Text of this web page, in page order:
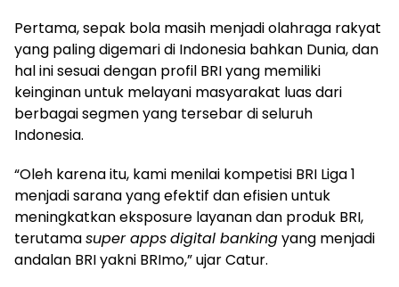
Pertama, sepak bola masih menjadi olahraga rakyat
yang paling digemari di Indonesia bahkan Dunia, dan
hal ini sesuai dengan profil BRI yang memiliki
keinginan untuk melayani masyarakat luas dari
berbagai segmen yang tersebar di seluruh
Indonesia.
“Oleh karena itu, kami menilai kompetisi BRI Liga 1
menjadi sarana yang efektif dan efisien untuk
meningkatkan eksposure layanan dan produk BRI,
terutamasuper appsdigital bankingyang menjadi
andalan BRI yakni BRImo,” ujar Catur.